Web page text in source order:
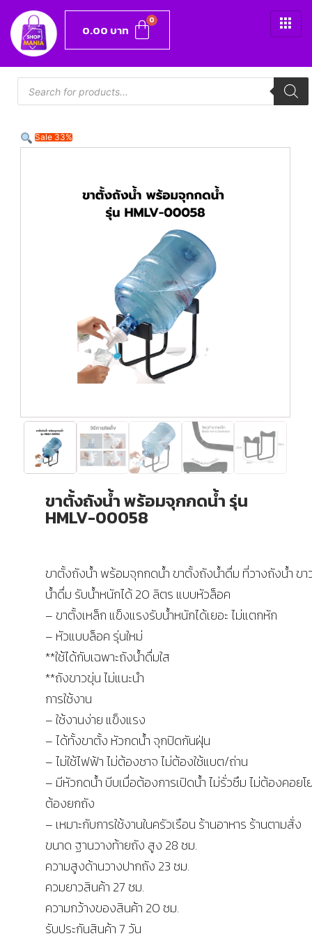
0.00 บาท
Sale 33%
ขาตั้งถังน้ำ พร้อมจุกกดน้ำ รุ่น
HMLV-00058
ขาตั้งถังน้ำ พร้อมจุกกดน้ำ ขาตั้งถังน้ำดื่ม ที่วางถังน้ำ ขา
น้ำดื่ม รับน้ำหนักได้ 20 ลิตร แบบหัวล็อค
– ขาตั้งเหล็ก แข็งแรงรับน้ำหนักได้เยอะ ไม่แตกหัก
– หัวแบบล็อค รุ่นใหม่
**ใช้ได้กับเฉพาะถังน้ำดื่มใส
**ถังขาวขุ่น ไม่แนะนำ
การใช้งาน
– ใช้งานง่าย แข็งแรง
– ได้ทั้งขาตั้ง หัวกดน้ำ จุกปิดกันฝุ่น
– ไม่ใช้ไฟฟ้า ไม่ต้องชาจ ไม่ต้องใช้แบต/ถ่าน
– มีหัวกดน้ำ บีบเมื่อต้องการเปิดน้ำ ไม่รั่วซึม ไม่ต้องคอยโ
ต้องยกถัง
– เหมาะกับการใช้งานในครัวเรือน ร้านอาหาร ร้านตามสั่ง
ขนาด ฐานวางท้ายถัง สูง 28 ซม.
ความสูงด้านวางปากถัง 23 ซม.
ควมยาวสินค้า 27 ซม.
ความกว้างของสินค้า 20 ซม.
รับประกันสินค้า 7 วัน